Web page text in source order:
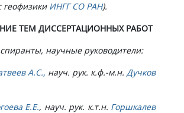
геофизики ИНГГ СО РАН).
ТЕМ ДИССЕРТАЦИОННЫХ РАБОТ
научные руководители:
А.С., науч. рук. к.ф.-м.н. Дучков
Е.Е.​, науч. рук. к.т.н. Горшкалев